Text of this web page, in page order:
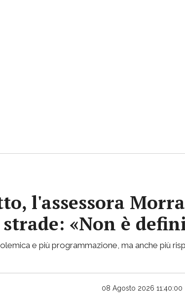
l'assessora
«Non è
e più programmazione, ma anche più
08 Agosto 2026 11:40:00